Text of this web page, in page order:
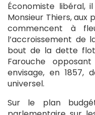
Économiste libéral,
Monsieur Thiers, aux
commencent à
l’accroissement de
bout de la dette
Farouche
envisage, en 1857,
universel.
Sur le plan